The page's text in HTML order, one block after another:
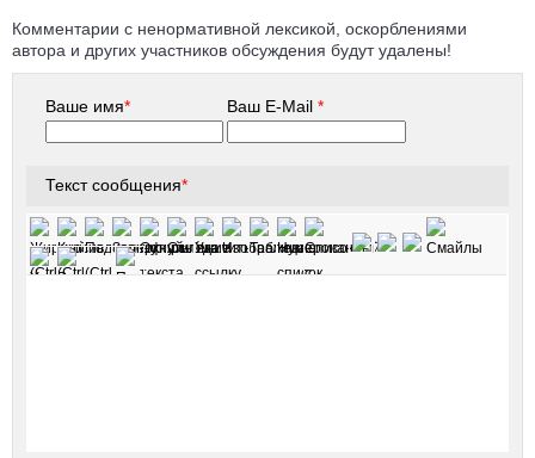
Комментарии с ненормативной лексикой, оскорблениями
автора и других участников обсуждения будут удалены!
Ваше имя* Ваш E-Mail*
Текст сообщения*